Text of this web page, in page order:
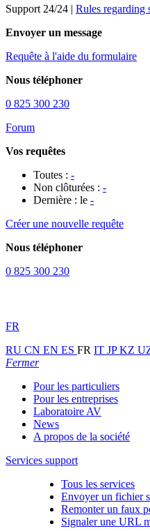
Support 24/24 | Rules regarding
Envoyer un message
Requête à l'aide du formulaire
Nous téléphoner
0 825 300 230
Forum
Vos requêtes
Toutes : -
Non clôturées : -
Dernière : le -
Créer une nouvelle requête
Nous téléphoner
0 825 300 230
FR
RU CN EN ES FR IT JPKZ
Fermer
Pour les particuliers
Pour les entreprises
Laboratoire AV
News
A propos de la société
Services support
Tous les services
Envoyer un fichier
Remonter un faux
Signaler une URL